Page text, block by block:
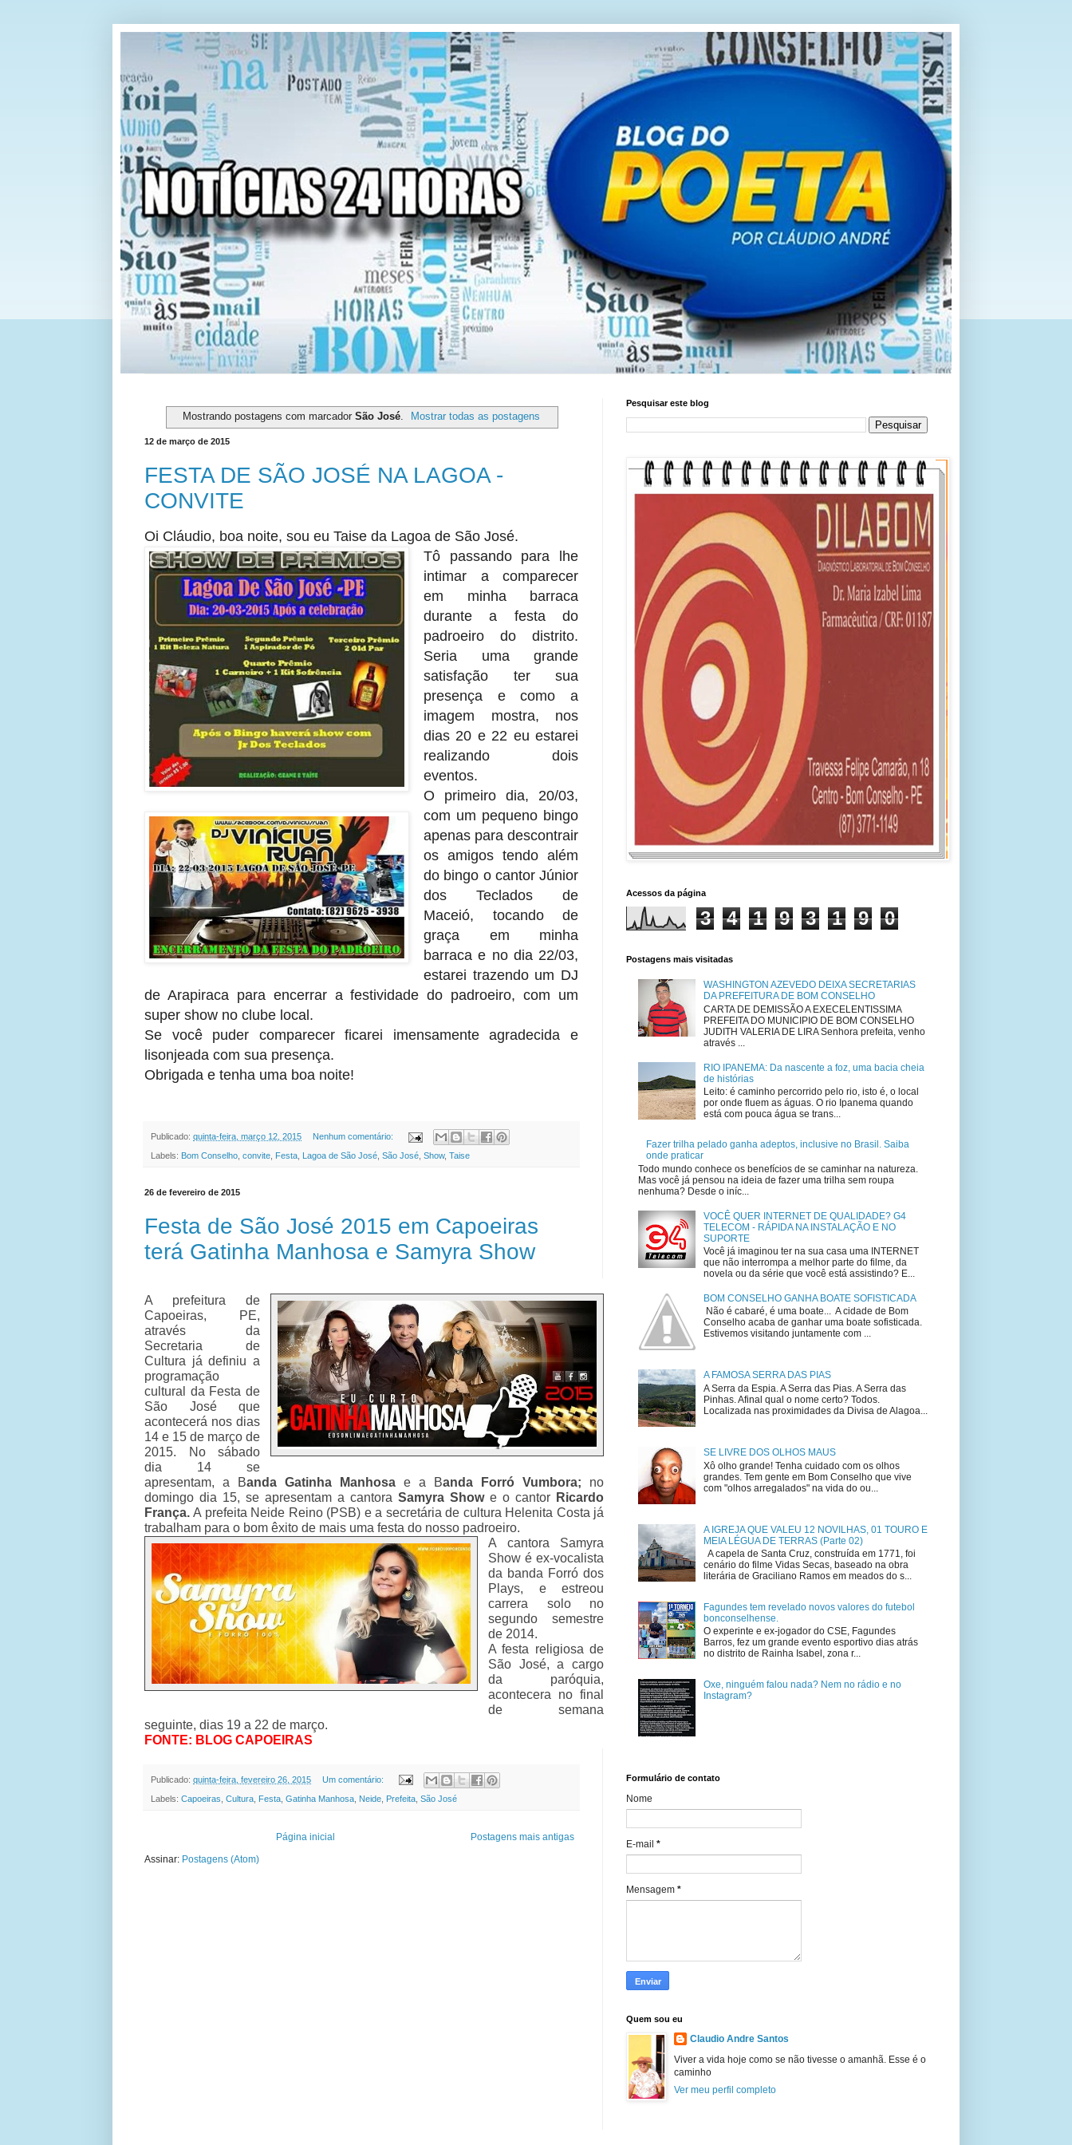
Mostrando postagens com marcador São José. Mostrar todas as postagens
12 de março de 2015
FESTA DE SÃO JOSÉ NA LAGOA -
CONVITE
Oi Cláudio, boa noite, sou eu Taise da Lagoa de São José.
Tô passando para lhe
intimar a comparecer
em minha barraca
durante a festa do
padroeiro do distrito.
Seria uma grande
satisfação ter sua
presença e como a
imagem mostra, nos
dias 20 e 22 eu estarei
realizando dois
eventos.
O primeiro dia, 20/03,
com um pequeno bingo
apenas para descontrair
os amigos tendo além
do bingo o cantor Júnior
dos Teclados de
Maceió, tocando de
graça em minha
barraca e no dia 22/03,
estarei trazendo um DJ
de Arapiraca para encerrar a festividade do padroeiro, com um
super show no clube local.
Se você puder comparecer ficarei imensamente agradecida e
lisonjeada com sua presença.
Obrigada e tenha uma boa noite!
Publicado: quinta-feira, março 12, 2015 Nenhum comentário:
Labels: Bom Conselho, convite, Festa, Lagoa de São José, São José, Show, Taise
26 de fevereiro de 2015
Festa de São José 2015 em Capoeiras
terá Gatinha Manhosa e Samyra Show
A prefeitura de
Capoeiras, PE,
através da
Secretaria de
Cultura já definiu a
programação
cultural da Festa de
São José que
acontecerá nos dias
14 e 15 de março de
2015. No sábado
dia 14 se
apresentam, a Banda Gatinha Manhosa e a Banda Forró Vumbora; no
domingo dia 15, se apresentam a cantora Samyra Show e o cantor Ricardo
França. A prefeita Neide Reino (PSB) e a secretária de cultura Helenita Costa já
trabalham para o bom êxito de mais uma festa do nosso padroeiro.
A cantora Samyra
Show é ex-vocalista
da banda Forró dos
Plays, e estreou
carrera solo no
segundo semestre
de 2014.
A festa religiosa de
São José, a cargo
da paróquia,
acontecera no final
de semana
seguinte, dias 19 a 22 de março.
FONTE: BLOG CAPOEIRAS
Publicado: quinta-feira, fevereiro 26, 2015 Um comentário:
Labels: Capoeiras Cultura Festa Gatinha Manhosa Neide Prefeita São José
Postagens mais antigas
Página inicial
Assinar: Postagens (Atom)
Pesquisar este blog
Acessos da página
3 4 1 9 3 1 9 0
Postagens mais visitadas
WASHINGTON AZEVEDO DEIXA SECRETARIAS
DA PREFEITURA DE BOM CONSELHO
CARTA DE DEMISSÃO A EXECELENTISSIMA
PREFEITA DO MUNICIPIO DE BOM CONSELHO
JUDITH VALERIA DE LIRA Senhora prefeita, venho
através ...
RIO IPANEMA: Da nascente a foz, uma bacia cheia
de histórias
Leito: é caminho percorrido pelo rio, isto é, o local
por onde fluem as águas. O rio Ipanema quando
está com pouca água se trans...
Fazer trilha pelado ganha adeptos, inclusive no Brasil. Saiba
onde praticar
Todo mundo conhece os benefícios de se caminhar na natureza.
Mas você já pensou na ideia de fazer uma trilha sem roupa
nenhuma? Desde o iníc...
VOCÊ QUER INTERNET DE QUALIDADE? G4
TELECOM - RÁPIDA NA INSTALAÇÃO E NO
SUPORTE
Você já imaginou ter na sua casa uma INTERNET
que não interrompa a melhor parte do filme, da
novela ou da série que você está assistindo? E...
BOM CONSELHO GANHA BOATE SOFISTICADA
Não é cabaré, é uma boate... A cidade de Bom
Conselho acaba de ganhar uma boate sofisticada.
Estivemos visitando juntamente com ...
A FAMOSA SERRA DAS PIAS
A Serra da Espia. A Serra das Pias. A Serra das
Pinhas. Afinal qual o nome certo? Todos.
Localizada nas proximidades da Divisa de Alagoa...
SE LIVRE DOS OLHOS MAUS
Xô olho grande! Tenha cuidado com os olhos
grandes. Tem gente em Bom Conselho que vive
com "olhos arregalados" na vida do ou...
A IGREJA QUE VALEU 12 NOVILHAS, 01 TOURO E
MEIA LÉGUA DE TERRAS (Parte 02)
A capela de Santa Cruz, construída em 1771, foi
cenário do filme Vidas Secas, baseado na obra
literária de Graciliano Ramos em meados do s...
Fagundes tem revelado novos valores do futebol
bonconselhense.
O experinte e ex-jogador do CSE, Fagundes
Barros, fez um grande evento esportivo dias atrás
no distrito de Rainha Isabel, zona r...
Oxe, ninguém falou nada? Nem no rádio e no
Instagram?
Formulário de contato
Nome
E-mail *
Mensagem *
Quem sou eu
Claudio Andre Santos
Viver a vida hoje como se não tivesse o amanhã. Esse é o
caminho
Ver meu perfil completo